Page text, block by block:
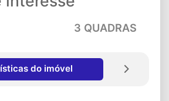
3 QUADRAS
do imóvel